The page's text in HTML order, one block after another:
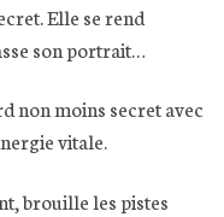
Elle se rend
son portrait…
non moins secret avec
vitale.
brouille les pistes